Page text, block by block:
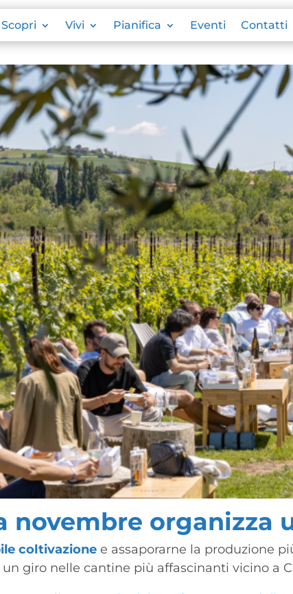
Scopri Vivi Pianifica Eventi Contatti
novembre organizza
coltivazionee assaporarne la produzione
giro nelle cantine più affascinanti vicino a